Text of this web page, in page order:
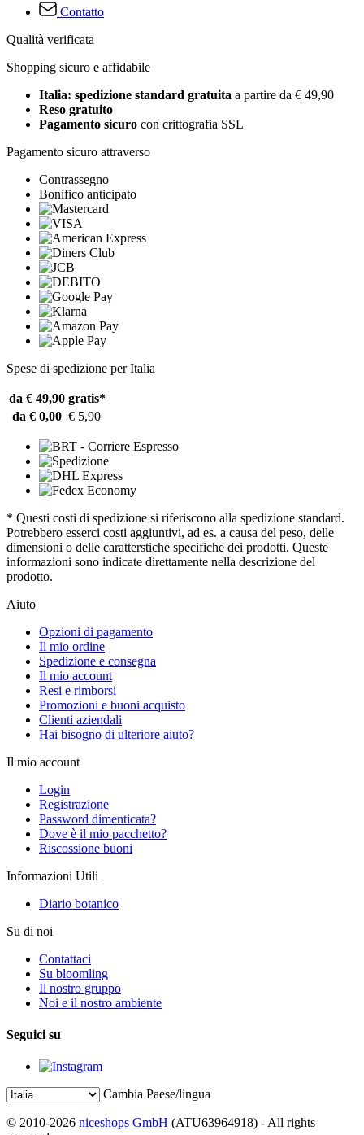
Contatto
Qualità verificata
Shopping sicuro e affidabile
Italia: spedizione standard gratuita a partire da € 49,90
Reso gratuito
Pagamento sicuro con crittografia SSL
Pagamento sicuro attraverso
Contrassegno
Bonifico anticipato
Spese di spedizione per Italia
da € 49,90 gratis*
da € 0,00 € 5,90
* Questi costi di spedizione si riferiscono alla spedizione standard.
Potrebbero esserci costi aggiuntivi, ad es. a causa del peso, delle
dimensioni o delle caratterstiche specifiche dei prodotti. Queste
informazioni sono indicate direttamente nella descrizione del
prodotto.
Aiuto
Opzioni di pagamento
Il mio ordine
Spedizione e consegna
Il mio account
Resi e rimborsi
Promozioni e buoni acquisto
Clienti aziendali
Hai bisogno di ulteriore aiuto?
Il mio account
Login
Registrazione
Password dimenticata?
Dove è il mio pacchetto?
Riscossione buoni
Informazioni Utili
Diario botanico
Su di noi
Contattaci
Su bloomling
Il nostro gruppo
Noi e il nostro ambiente
Seguici su
Cambia Paese/lingua
© 2010-2026 niceshops GmbH (ATU63964918) - All rights